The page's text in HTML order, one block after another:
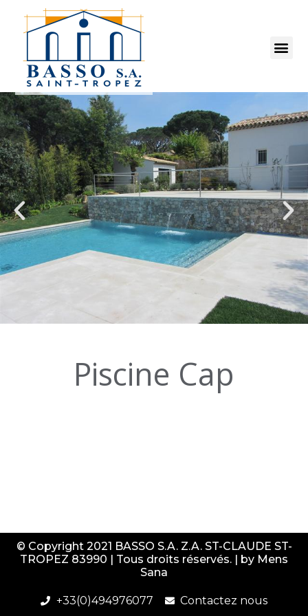
Piscine Cap
© Copyright 2021 BASSO S.A. Z.A. ST-CLAUDE ST-
TROPEZ 83990 | Tous droits réservés. | by Mens
Sana
+33(0)494976077 Contactez nous